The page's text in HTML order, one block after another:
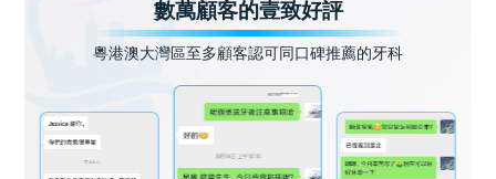
數萬顧客的壹致好評
粵港澳大灣區至多顧客認可同口碑推薦的牙科